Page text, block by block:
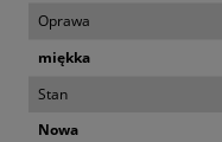
Oprawa
miękka
Stan
Nowa